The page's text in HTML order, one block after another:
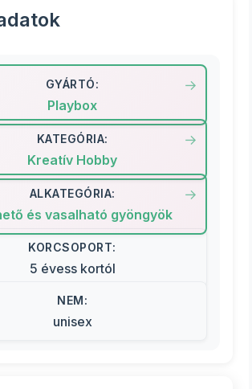
GYÁRTÓ:
Playbox
KATEGÓRIA:
Kreatív Hobby
ALKATEGÓRIA:
és vasalható gyöngyök
KORCSOPORT:
5 évess kortól
NEM:
unisex